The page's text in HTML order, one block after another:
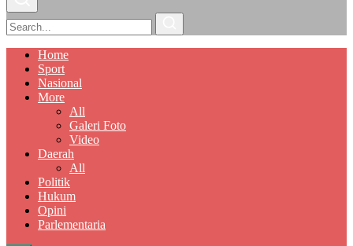
Home
Sport
Nasional
More
All
Galeri Foto
Video
Daerah
All
Politik
Hukum
Opini
Parlementaria